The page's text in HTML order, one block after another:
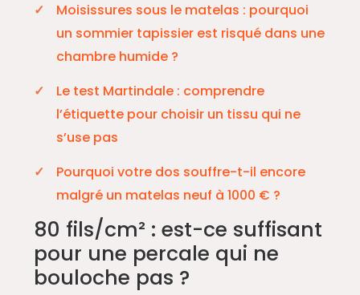
Moisissures sous le matelas : pourquoi
un sommier tapissier est risqué dans une
chambre humide ?
Le test Martindale : comprendre
l’étiquette pour choisir un tissu qui ne
s’use pas
Pourquoi votre dos souffre-t-il encore
malgré un matelas neuf à 1000 € ?
80 fils/cm² : est-ce suffisant
pour une percale qui ne
bouloche pas ?